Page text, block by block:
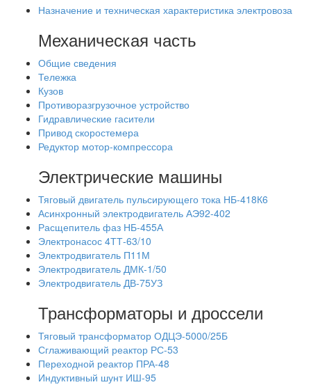
Назначение и техническая характеристика электровоза
Механическая часть
Общие сведения
Тележка
Кузов
Противоразгрузочное устройство
Гидравлические гасители
Привод скоростемера
Редуктор мотор-компрессора
Электрические машины
Тяговый двигатель пульсирующего тока НБ-418К6
Асинхронный электродвигатель АЭ92-402
Расщепитель фаз НБ-455А
Электронасос 4ТТ-63/10
Электродвигатель П11М
Электродвигатель ДМК-1/50
Электродвигатель ДВ-75УЗ
Трансформаторы и дроссели
Тяговый трансформатор ОДЦЭ-5000/25Б
Сглаживающий реактор РС-53
Переходной реактор ПРА-48
Индуктивный шунт ИШ-95